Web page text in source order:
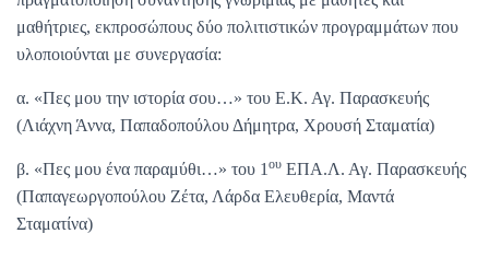
μαθήτριες, εκπροσώπους δύο πολιτιστικών προγραμμάτων που
υλοποιούνται με συνεργασία:
α. «Πες μου την ιστορία σου…» του Ε.Κ. Αγ. Παρασκευής
(Λιάχνη Άννα, Παπαδοπούλου Δήμητρα, Χρουσή Σταματία)
β. «Πες μου ένα παραμύθι…» του 1 ου ΕΠΑ.Λ. Αγ. Παρασκευής
(Παπαγεωργοπούλου Ζέτα, Λάρδα Ελευθερία, Μαντά
Σταματίνα)